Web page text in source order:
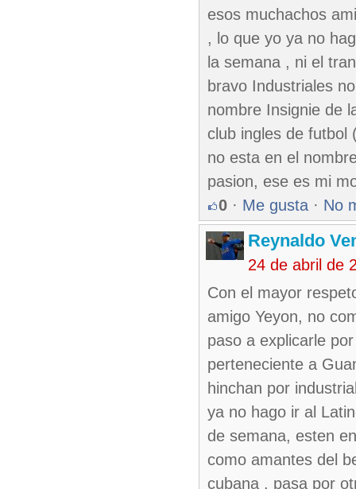
esos muchachos
, lo que yo ya no
la semana , ni el
bravo Industriales
nombre Insignie de
club ingles de futbol
no esta en el
pasion, ese es mi
0 · Me gusta · No
Reynaldo
24 de abril de
Con el mayor
amigo Yeyon, no
paso a explicarle
perteneciente a
hinchan por
ya no hago ir al
de semana, esten
como amantes del
cubana , pasa por